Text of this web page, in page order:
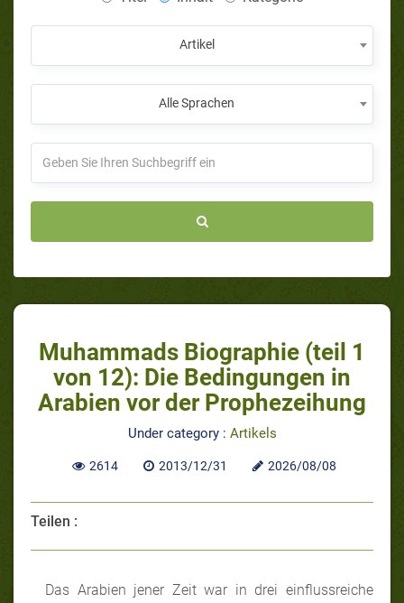
Artikel
Alle Sprachen
Muhammads Biographie (teil 1
von 12): Die Bedingungen in
Arabien vor der Prophezeihung
Under category : Artikels
2614 2013/12/31 2026/08/08
Teilen :
Das Arabien jener Zeit war in drei einflussreiche